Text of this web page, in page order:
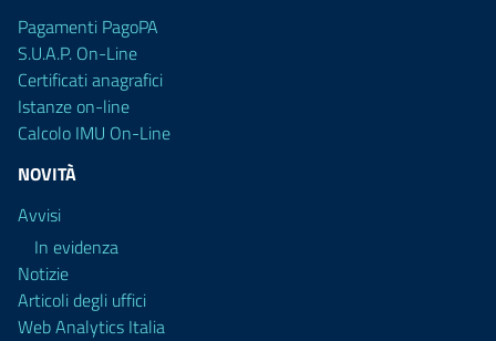
Pagamenti PagoPA
S.U.A.P. On-Line
Certificati anagrafici
Istanze on-line
Calcolo IMU On-Line
NOVITÀ
Avvisi
In evidenza
Notizie
Articoli degli uffici
Web Analytics Italia